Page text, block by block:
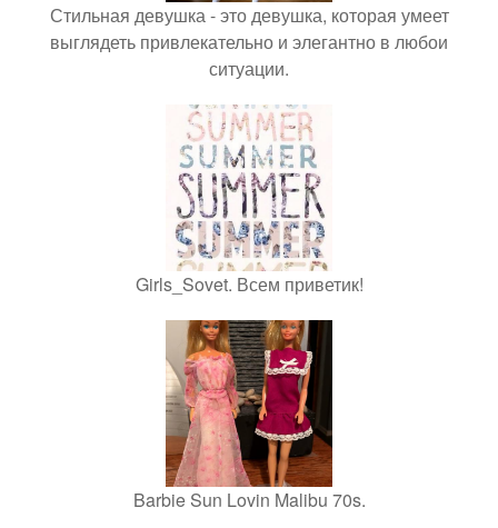
Стильная девушка - это девушка, которая умеет
выглядеть привлекательно и элегантно в любои
ситуации.
Girls_Sovet. Всем приветик!
Barbie Sun Lovin Malibu 70s.